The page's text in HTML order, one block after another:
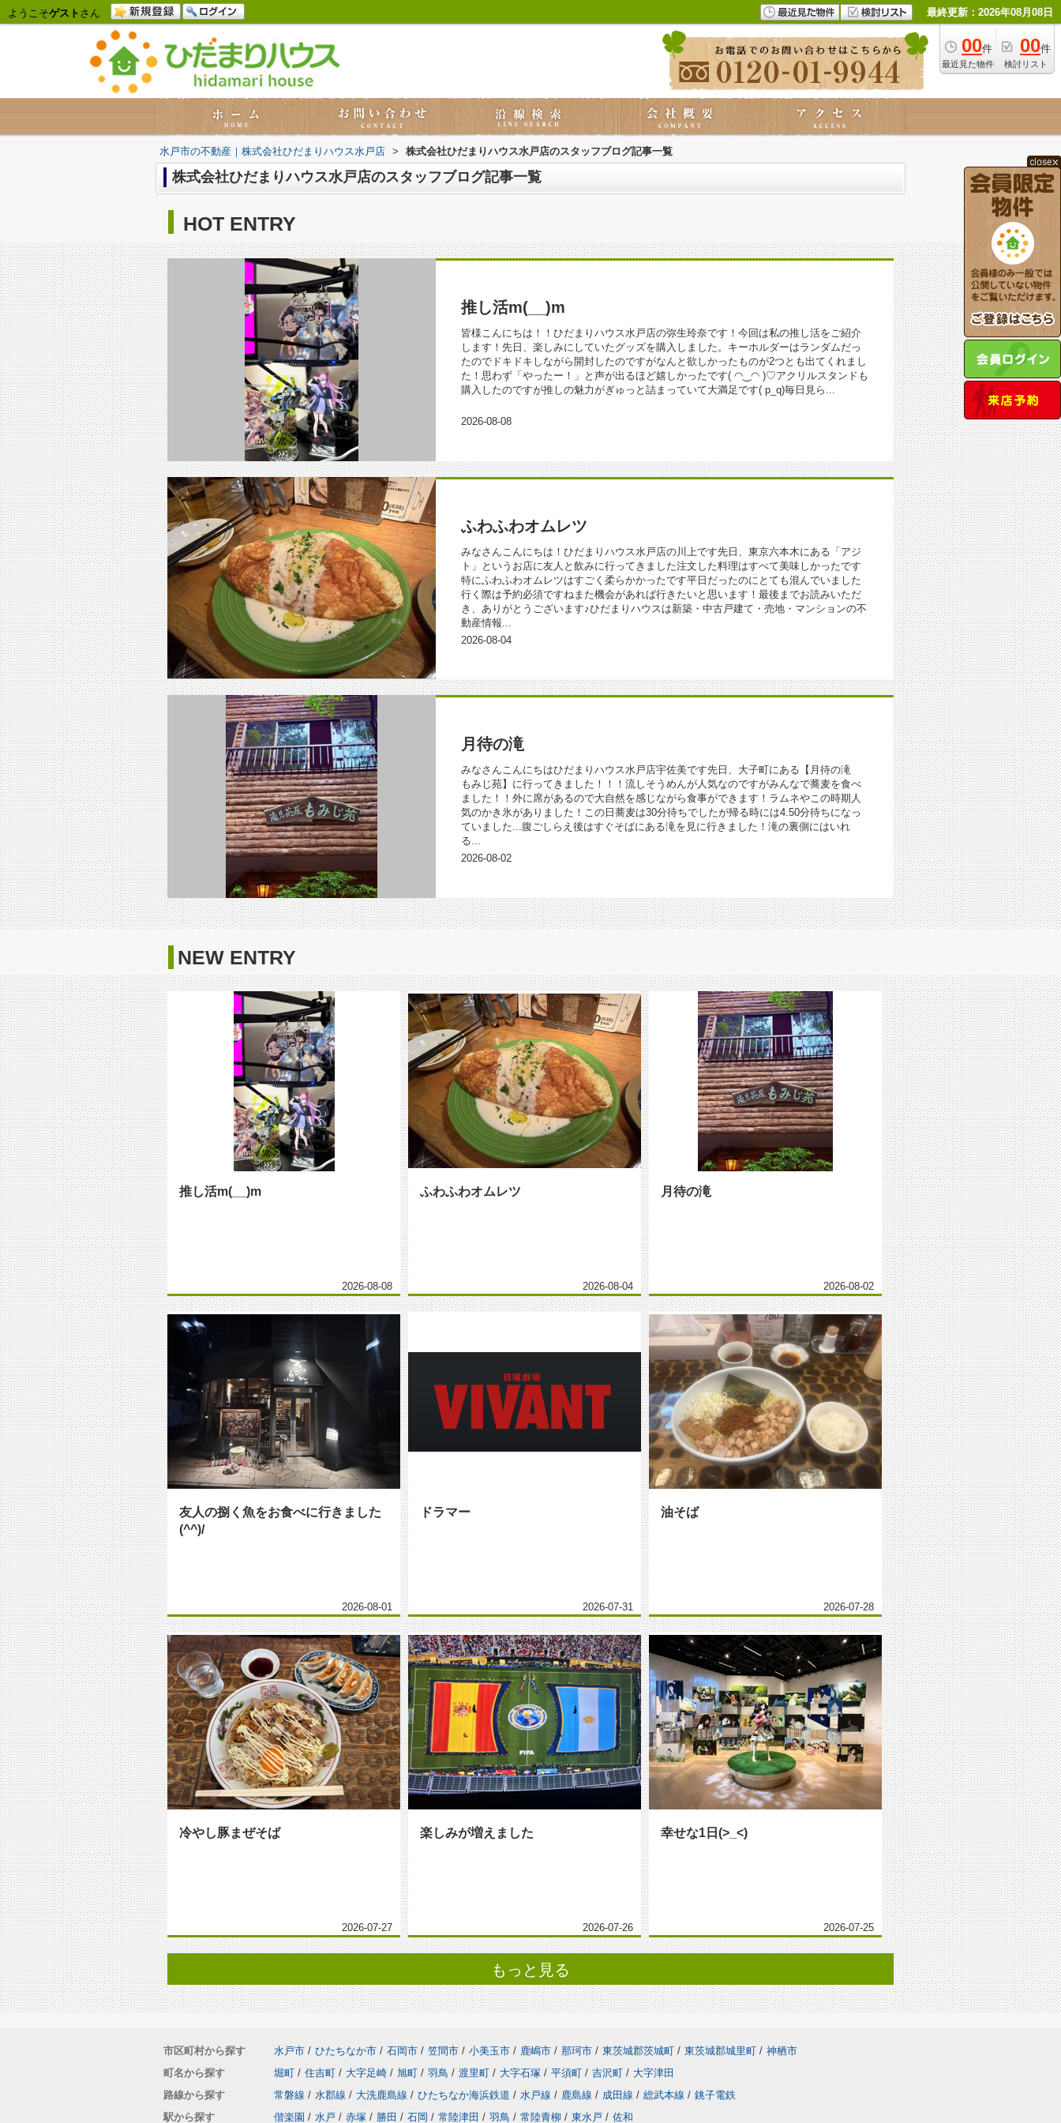
ようこそゲスト さん 最終更新：2026年08月08日
00件
最近見た物件
00件
検討リスト
水戸市の不動産｜株式会社ひだまりハウス水戸店 > 株式会社ひだまりハウス水戸店のスタッフブログ記事一覧
株式会社ひだまりハウス水戸店のスタッフブログ記事一覧
HOT ENTRY
推し活m(__)m
皆様こんにちは！！ひだまりハウス水戸店の弥生玲奈です！今回は私の推し活をご紹介
します！先日、楽しみにしていたグッズを購入しました。キーホルダーはランダムだっ
たのでドキドキしながら開封したのですがなんと欲しかったものが2つとも出てくれまし
た！思わず「やったー！」と声が出るほど嬉しかったです( ◠‿◠ )♡アクリルスタンドも
購入したのですが推しの魅力がぎゅっと詰まっていて大満足です( p_q)毎日見ら...
2026-08-08
ふわふわオムレツ
みなさんこんにちは！ひだまりハウス水戸店の川上です先日、東京六本木にある「アジ
ト」というお店に友人と飲みに行ってきました注文した料理はすべて美味しかったです
特にふわふわオムレツはすごく柔らかかったです平日だったのにとても混んでいました
行く際は予約必須ですねまた機会があれば行きたいと思います！最後までお読みいただ
き、ありがとうございます♪ひだまりハウスは新築・中古戸建て・売地・マンションの不
動産情報...
2026-08-04
月待の滝
みなさんこんにちはひだまりハウス水戸店宇佐美です先日、大子町にある【月待の滝
もみじ苑】に行ってきました！！！流しそうめんが人気なのですがみんなで蕎麦を食べ
ました！！外に席があるので大自然を感じながら食事ができます！ラムネやこの時期人
気のかき氷がありました！この日蕎麦は30分待ちでしたが帰る時には4.50分待ちになっ
ていました...腹ごしらえ後はすぐそばにある滝を見に行きました！滝の裏側にはいれ
る...
2026-08-02
NEW ENTRY
推し活m(__)m
2026-08-08
ふわふわオムレツ
2026-08-04
月待の滝
2026-08-02
友人の捌く魚をお食べに行きました
(^^)/
2026-08-01
ドラマー
2026-07-31
油そば
2026-07-28
冷やし豚まぜそば
2026-07-27
楽しみが増えました
2026-07-26
幸せな1日(>_<)
2026-07-25
もっと見る
市区町村から探す 水戸市 / ひたちなか市 / 石岡市 / 笠間市 / 小美玉市 / 鹿嶋市 / 那珂市 / 東茨城郡茨城町 / 東茨城郡城里町 / 神栖市
町名から探す
堀町 / 住吉町 / 大字足崎 / 旭町 / 羽鳥 / 渡里町 / 大字石塚 / 平須町 / 吉沢町 / 大字津田
路線から探す
常磐線 / 水郡線 / 大洗鹿島線 / ひたちなか海浜鉄道 / 水戸線 / 鹿島線 / 成田線 / 総武本線 / 銚子電鉄
駅から探す
偕楽園 / 水戸 / 赤塚 / 勝田 / 石岡 / 常陸津田 / 羽鳥 / 常陸青柳 / 東水戸 / 佐和